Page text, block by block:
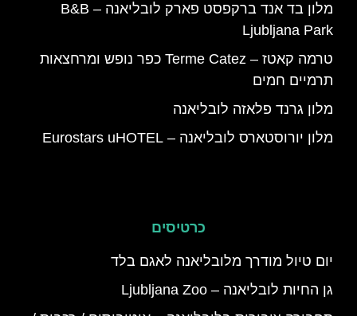
מלון בד אנד ברקפסט פארק לובליאנה – B&B
Ljubljana Park
טרמה קאטז – Terme Catez כפר נופש ומרחצאות
תרמיים חמים
מלון גרנד פלאזה לובליאנה
מלון יורוסטארס לובליאנה – Eurostars uHOTEL
כרטיסים
יום טיול מודרך מלובליאנה לאגם בלד
גן החיות לובליאנה – Ljubljana Zoo